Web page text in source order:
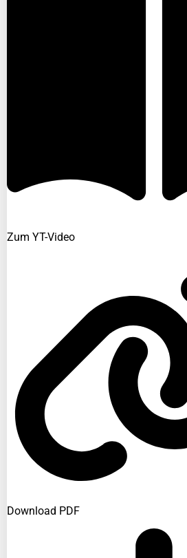
Zum YT-Video
Download PDF